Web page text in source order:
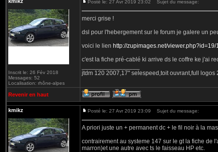
Inscrit le: 26 Fév 2018
Messages: 52
Localisation: rhône-alpes
Posté le: 27 Avr 2019 23:02 Sujet du message:
merci grise !
dsl pour l'hebergement sur le forum je galere un
voici le lien http://zupimages.net/
c'est la fiche pré-cablé ki arrive ds le coffre ke j'ai
jtdm 120 2007,17'' selespeed,toit ouvrant,full
Revenir en haut
kmikz Posté le: 27 Avr 2019 23:09 Sujet du message:
A priori juste un + permanent dc + le fil noir à la
contrairement au systeme 147 sur le gt la fiche de
marron)et une autre avec ts le faisseau HP etc.